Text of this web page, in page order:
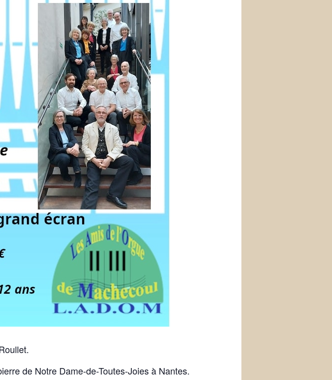
de Notre Dame-de-Toutes-Joies à Nantes.